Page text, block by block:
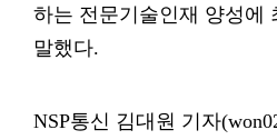
하는 전문기술인재 양성에
말했다.
NSP통신 김대원 기자